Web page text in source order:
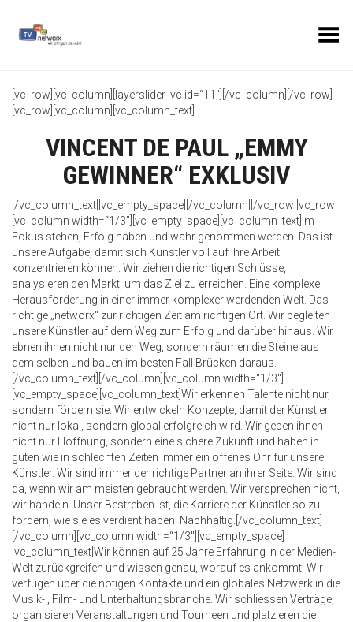
Toggle Menu
[vc_row][vc_column][layerslider_vc id=“11″][/vc_column][/vc_row]
[vc_row][vc_column][vc_column_text]
VINCENT DE PAUL „EMMY
GEWINNER“ EXKLUSIV
[/vc_column_text][vc_empty_space][/vc_column][/vc_row][vc_row]
[vc_column width=“1/3″][vc_empty_space][vc_column_text]Im
Fokus stehen, Erfolg haben und wahr genommen werden. Das ist
unsere Aufgabe, damit sich Künstler voll auf ihre Arbeit
konzentrieren können. Wir ziehen die richtigen Schlüsse,
analysieren den Markt, um das Ziel zu erreichen. Eine komplexe
Herausforderung in einer immer komplexer werdenden Welt. Das
richtige „networx“ zur richtigen Zeit am richtigen Ort. Wir begleiten
unsere Künstler auf dem Weg zum Erfolg und darüber hinaus. Wir
ebnen ihnen nicht nur den Weg, sondern räumen die Steine aus
dem selben und bauen im besten Fall Brücken daraus.
[/vc_column_text][/vc_column][vc_column width=“1/3″]
[vc_empty_space][vc_column_text]Wir erkennen Talente nicht nur,
sondern fördern sie. Wir entwickeln Konzepte, damit der Künstler
nicht nur lokal, sondern global erfolgreich wird. Wir geben ihnen
nicht nur Hoffnung, sondern eine sichere Zukunft und haben in
guten wie in schlechten Zeiten immer ein offenes Ohr für unsere
Künstler. Wir sind immer der richtige Partner an ihrer Seite. Wir sind
da, wenn wir am meisten gebraucht werden. Wir versprechen nicht,
wir handeln. Unser Bestreben ist, die Karriere der Künstler so zu
fördern, wie sie es verdient haben. Nachhaltig.[/vc_column_text]
[/vc_column][vc_column width=“1/3″][vc_empty_space]
[vc_column_text]Wir können auf 25 Jahre Erfahrung in der Medien-
Welt zurückgreifen und wissen genau, worauf es ankommt. Wir
verfügen über die nötigen Kontakte und ein globales Netzwerk in die
Musik- , Film- und Unterhaltungsbranche. Wir schliessen Verträge,
organisieren Veranstaltungen und Tourneen und platzieren die